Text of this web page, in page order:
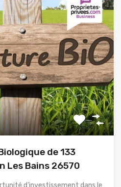
de 133
Les Bains 26570
d’investissement dans le